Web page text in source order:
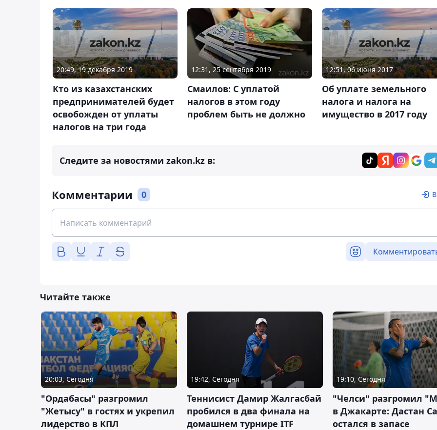
20:49, 19 декабря 2019
Кто из казахстанских
предпринимателей будет
освобожден от уплаты
налогов на три года
12:31, 25 сентября 2019
Смаилов: С уплатой
налогов в этом году
проблем быть не должно
12:51, 06 июня 2017
Об уплате земельного
налога и налога на
имущество в 2017 году
Следите за новостями zakon.kz в:
Комментарии 0
Читайте также
20:03, Сегодня
"Ордабасы" разгромил
"Жетысу" в гостях и укрепил
лидерство в КПЛ
19:42, Сегодня
Теннисист Дамир Жалгасбай
пробился в два финала на
домашнем турнире ITF
19:10, Сегодня
"Челси" разгромил
в Джакарте: Дастан
остался в запасе